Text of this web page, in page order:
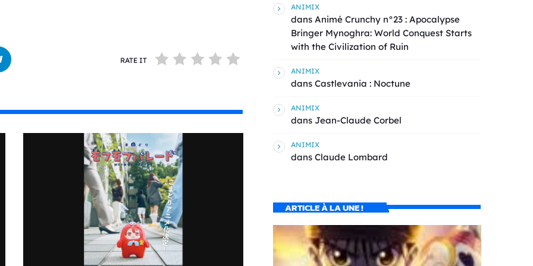
RATE IT
ANIMIX
dans Animé Crunchy n°23 : Apocalypse
Bringer Mynoghra: World Conquest Starts
with the Civilization of Ruin
ANIMIX
dans Castlevania : Noctune
ANIMIX
dans Jean-Claude Corbel
ANIMIX
dans Claude Lombard
ARTICLE À LA UNE !